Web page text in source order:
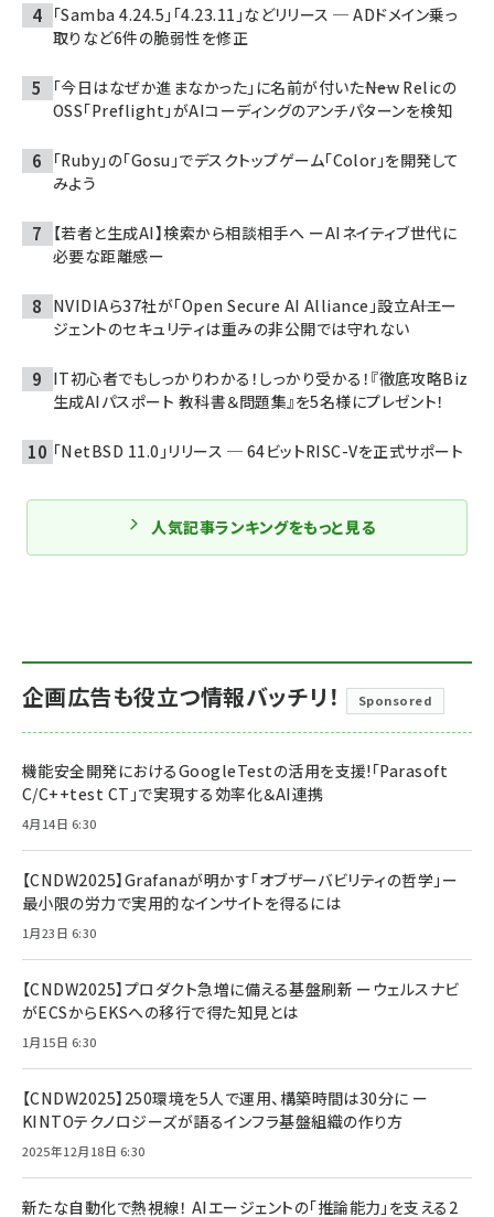
「Samba 4.24.5」「4.23.11」などリリース ─ ADドメイン乗っ
取りなど6件の脆弱性を修正
「今日はなぜか進まなかった」に名前が付いた――New Relicの
OSS「Preflight」がAIコーディングのアンチパターンを検知
「Ruby」の「Gosu」でデスクトップゲーム「Color」を開発して
みよう
【若者と生成AI】検索から相談相手へ ーAIネイティブ世代に
必要な距離感ー
NVIDIAら37社が「Open Secure AI Alliance」設立――AIエー
ジェントのセキュリティは重みの非公開では守れない
IT初心者でもしっかりわかる！しっかり受かる！『徹底攻略Biz
生成AIパスポート 教科書＆問題集』を5名様にプレゼント！
「NetBSD 11.0」リリース ─ 64ビットRISC-Vを正式サポート
人気記事ランキングをもっと見る
企画広告も役立つ情報バッチリ！ Sponsored
機能安全開発におけるGoogleTestの活用を支援!「Parasoft
C/C++test CT」で実現する効率化＆AI連携
4月14日 6:30
【CNDW2025】Grafanaが明かす「オブザーバビリティの哲学」ー
最小限の労力で実用的なインサイトを得るには
1月23日 6:30
【CNDW2025】プロダクト急増に備える基盤刷新 ーウェルスナビ
がECSからEKSへの移行で得た知見とは
1月15日 6:30
【CNDW2025】250環境を5人で運用、構築時間は30分に ー
KINTOテクノロジーズが語るインフラ基盤組織の作り方
2025年12月18日 6:30
新たな自動化で熱視線！ AIエージェントの「推論能力」を支える2